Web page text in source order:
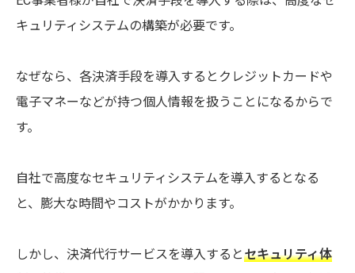
キュリティシステムの構築が必要です。
なぜなら、各決済手段を導入するとクレジットカードや
電子マネーなどが持つ個人情報を扱うことになるからで
す。
自社で高度なセキュリティシステムを導入するとなる
と、膨大な時間やコストがかかります。
しかし、決済代行サービスを導入するとセキュリティ体